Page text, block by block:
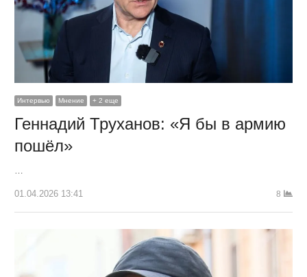
Интервью Мнение + 2 еще
Геннадий Труханов: «Я бы в армию
пошёл»
01.04.2026 13:41 8